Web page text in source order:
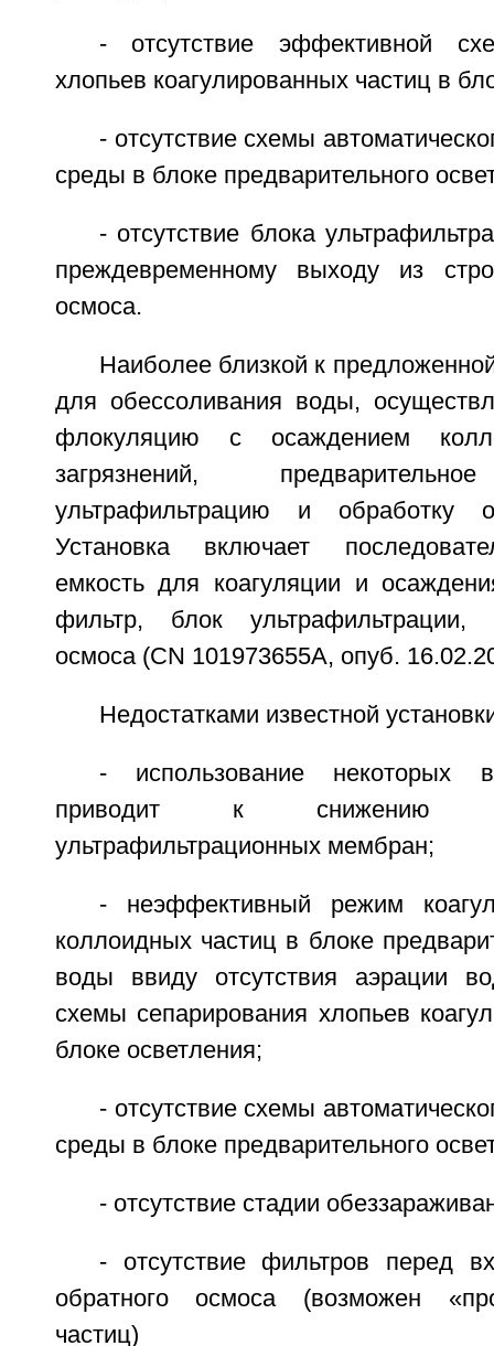
- отсутствие эффективной
хлопьев коагулированных частиц в
- отсутствие схемы
среды в блоке предварительного
- отсутствие блока
преждевременному выходу из
осмоса.
Наиболее близкой к
для обессоливания воды,
флокуляцию с осаждением
загрязнений,
ультрафильтрацию и обработку
Установка включает
емкость для коагуляции и
фильтр, блок ультрафильтрации,
осмоса (CN 101973655А, опуб.
Недостатками известной
- использование некоторых
приводит к снижению
ультрафильтрационных мембран;
- неэффективный режим
коллоидных частиц в блоке
воды ввиду отсутствия аэрации
схемы сепарирования хлопьев
блоке осветления;
- отсутствие схемы
среды в блоке предварительного
- отсутствие стадии
- отсутствие фильтров перед
обратного осмоса (возможен
частиц)